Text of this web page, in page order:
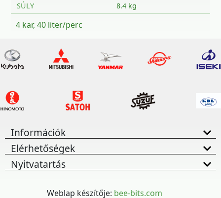
SÚLY 8.4 kg
4 kar, 40 liter/perc
Információk
Elérhetőségek
Nyitvatartás
Weblap készítője: bee-bits.com